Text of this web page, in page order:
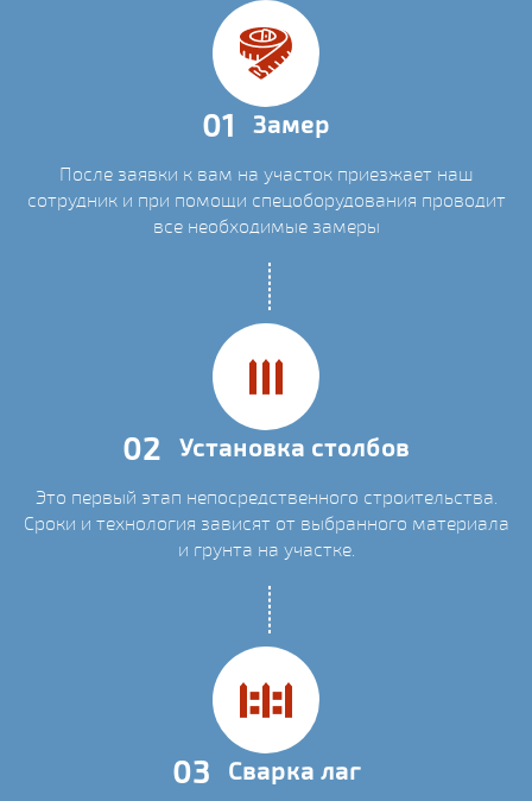
01 Замер
После заявки к вам на участок приезжает наш
сотрудник и при помощи спецоборудования проводит
все необходимые замеры
02 Установка столбов
Это первый этап непосредственного строительства.
Сроки и технология зависят от выбранного материала
и грунта на участке.
03 Сварка лаг